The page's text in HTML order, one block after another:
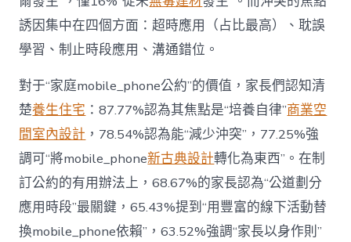
誘因集中在四個方面：超時應用（占比最高）、耽誤
學習、制止時段應用、溝通錯位。
對于“家庭mobile_phone公約”的價值，家長們認知清
楚養生住宅 ：87.77%認為其焦點是“培養自律”商業空
間室內設計 ，78.54%認為能“減少沖突”，77.25%強
調可“將mobile_phone新古典設計轉化為東西”。在制
訂公約的有用辦法上，68.67%的家長認為“公道劃分
應用時段”最關鍵，65.43%提到“用豐富的線下活動替
換mobile_phone依賴”，63.52%強調“家長以身作則”